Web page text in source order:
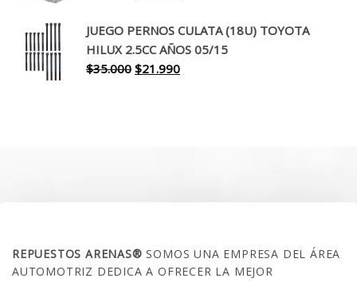
original
era:
$30.000.
actual
es:
$17.990.
JUEGO PERNOS CULATA (18U) TOYOTA
HILUX 2.5CC AÑOS 05/15
$35.000 El
$21.990El
REPUESTOS ARENAS®SOMOS UNA EMPRESA DEL ÁREA
AUTOMOTRIZ DEDICA A OFRECER LA MEJOR